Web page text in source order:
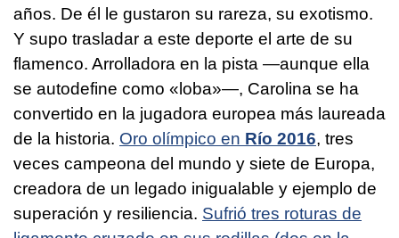
años. De él le gustaron su rareza, su exotismo.
Y supo trasladar a este deporte el arte de su
flamenco. Arrolladora en la pista —aunque ella
se autodefine como «loba»—, Carolina se ha
convertido en la jugadora europea más laureada
de la historia. Oro olímpico en Río 2016, tres
veces campeona del mundo y siete de Europa,
creadora de un legado inigualable y ejemplo de
superación y resiliencia. Sufrió tres roturas de